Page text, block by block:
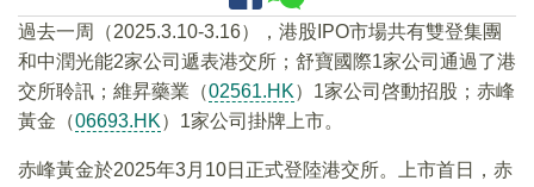
過去一周（2025.3.10-3.16），港股IPO市場共有雙登集團
和中潤光能2家公司遞表港交所；舒寶國際1家公司通過了港
交所聆訊；維昇藥業（02561.HK）1家公司啓動招股；赤峰
黃金（06693.HK）1家公司掛牌上市。
赤峰黃金於2025年3月10日正式登陸港交所。上市首日，赤